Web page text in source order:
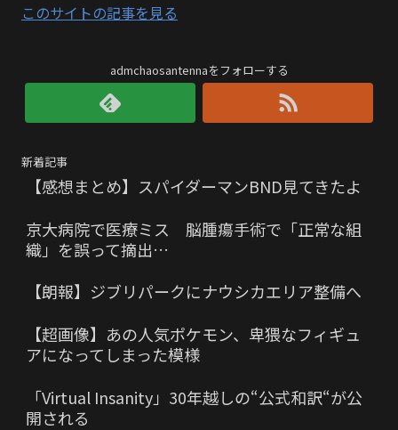
このサイトの記事を見る
admchaosantennaをフォローする
新着記事
【感想まとめ】スパイダーマンBND見てきたよ
京大病院で医療ミス 脳腫瘍手術で「正常な組
織」を誤って摘出…
【朗報】ジブリパークにナウシカエリア整備へ
【超画像】あの人気ポケモン、卑猥なフィギュ
アになってしまった模様
「Virtual Insanity」30年越しの“公式和訳“が公
開される